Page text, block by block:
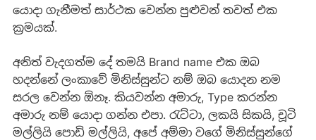
යොදා ගැනීමත් සාර්ථක වෙන්න පුළුවන් තවත් එක
ක්‍රමයක්.
අනිත් වැදගත්ම දේ තමයි Brand name එක ඔබ
හදන්නේ ලංකාවේ මිනිස්සුන්ට නම් ඔබ යොදන නම
සරල වෙන්න ඕනෑ. කියවන්න අමාරු, Type කරන්න
අමාරු නම් යොදා ගන්න එපා. රැට්ටා, ලකයි සිකයි, චූටි
මල්ලියි පොඩි මල්ලියි, අපේ අම්මා වගේ මිනිස්සුන්ගේ